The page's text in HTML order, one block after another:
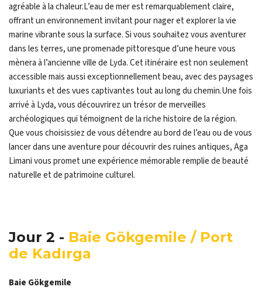
agréable à la chaleur.L’eau de mer est remarquablement claire,
offrant un environnement invitant pour nager et explorer la vie
marine vibrante sous la surface. Si vous souhaitez vous aventurer
dans les terres, une promenade pittoresque d’une heure vous
mènera à l’ancienne ville de Lyda. Cet itinéraire est non seulement
accessible mais aussi exceptionnellement beau, avec des paysages
luxuriants et des vues captivantes tout au long du chemin.Une fois
arrivé à Lyda, vous découvrirez un trésor de merveilles
archéologiques qui témoignent de la riche histoire de la région.
Que vous choisissiez de vous détendre au bord de l’eau ou de vous
lancer dans une aventure pour découvrir des ruines antiques, Aga
Limani vous promet une expérience mémorable remplie de beauté
naturelle et de patrimoine culturel.
Jour 2 - Baie Gökgemile / Port
de Kadırga
Baie Gökgemile